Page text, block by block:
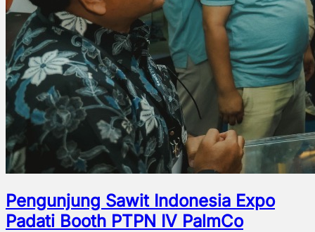
Pengunjung Sawit Indonesia Expo
Padati Booth PTPN IV PalmCo